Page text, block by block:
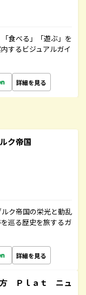
食べる」「遊ぶ」を
するビジュアルガイ
詳細を見る
ク帝国
ク帝国の栄光と動乱
巡る歴史を旅するガ
詳細を見る
Ｐｌａｔ ニュ